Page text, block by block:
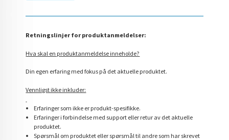
Retningslinjer for produktanmeldelser:
Hva skal en produktanmeldelse inneholde?
Din egen erfaring med fokus på det aktuelle produktet.
Vennligst ikke inkluder:
Erfaringer som ikke er produkt-spesifikke.
Erfaringer i forbindelse med support eller retur av det aktuelle
produktet.
Spørsmål om produktet eller spørsmål til andre som har skrevet